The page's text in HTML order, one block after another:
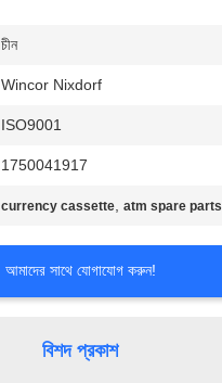
চীন
Wincor Nixdorf
ISO9001
1750041917
currency cassette,atm spare parts
আমাদের সাথে যোগাযোগ করুন!
বিশদ প্রকাশ